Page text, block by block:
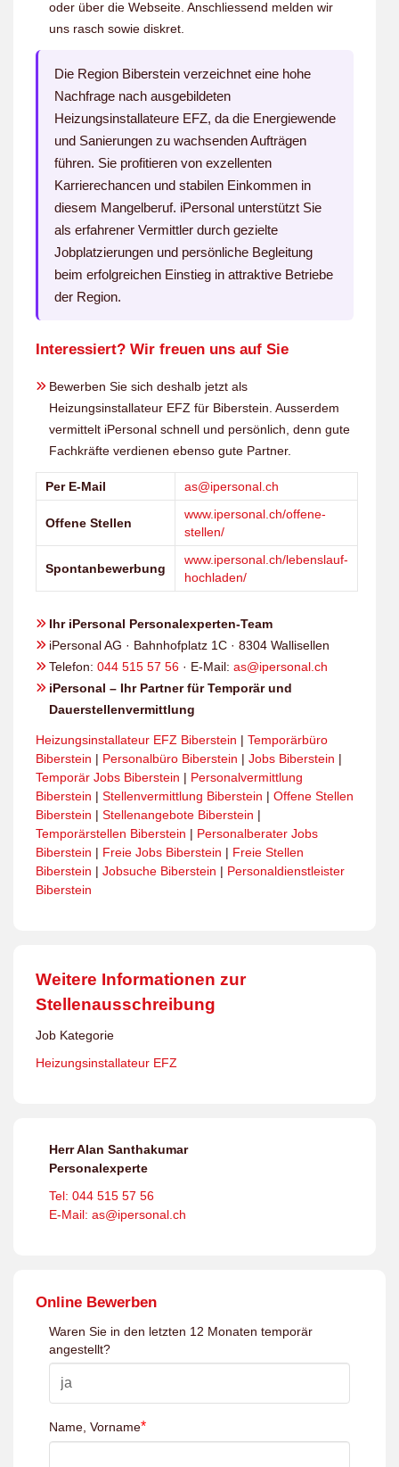
oder über die Webseite. Anschliessend melden wir
uns rasch sowie diskret.
Die Region Biberstein verzeichnet eine hohe
Nachfrage nach ausgebildeten
Heizungsinstallateure EFZ, da die Energiewende
und Sanierungen zu wachsenden Aufträgen
führen. Sie profitieren von exzellenten
Karrierechancen und stabilen Einkommen in
diesem Mangelberuf. iPersonal unterstützt Sie
als erfahrener Vermittler durch gezielte
Jobplatzierungen und persönliche Begleitung
beim erfolgreichen Einstieg in attraktive Betriebe
der Region.
Interessiert? Wir freuen uns auf Sie
Bewerben Sie sich deshalb jetzt als
Heizungsinstallateur EFZ für Biberstein. Ausserdem
vermittelt iPersonal schnell und persönlich, denn gute
Fachkräfte verdienen ebenso gute Partner.
Per E-Mail as@ipersonal.ch
Offene Stellen
www.ipersonal.ch/offene-
stellen/
Spontanbewerbung
www.ipersonal.ch/lebenslauf-
hochladen/
Ihr iPersonal Personalexperten-Team
iPersonal AG · Bahnhofplatz 1C · 8304 Wallisellen
Telefon: 044 515 57 56 · E-Mail: as@ipersonal.ch
iPersonal – Ihr Partner für Temporär und
Dauerstellenvermittlung
Heizungsinstallateur EFZ Biberstein | Temporärbüro
Biberstein | Personalbüro Biberstein | Jobs Biberstein |
Temporär Jobs Biberstein | Personalvermittlung
Biberstein | Stellenvermittlung Biberstein | Offene Stellen
Biberstein | Stellenangebote Biberstein |
Temporärstellen Biberstein | Personalberater Jobs
Biberstein | Freie Jobs Biberstein | Freie Stellen
Biberstein | Jobsuche Biberstein | Personaldienstleister
Biberstein
Weitere Informationen zur
Stellenausschreibung
Job Kategorie
Heizungsinstallateur EFZ
Herr Alan Santhakumar
Personalexperte
Tel: 044 515 57 56
E-Mail: as@ipersonal.ch
Online Bewerben
Waren Sie in den letzten 12 Monaten temporär
angestellt?
Name, Vorname*